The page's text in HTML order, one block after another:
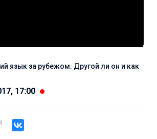
язык за рубежом. Другой ли он и как
17:00